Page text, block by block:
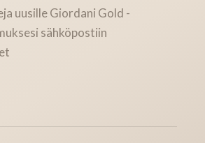
uusille Giordani Gold -
sähköpostiin